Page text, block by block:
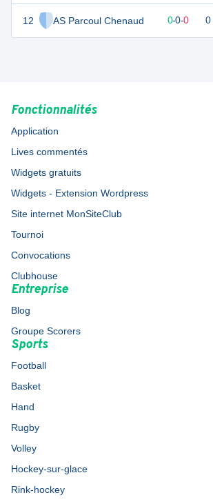
12 AS Parcoul Chenaud
-1 0-0-0 0
Fonctionnalités
Application
Lives commentés
Widgets gratuits
Widgets - Extension Wordpress
Site internet MonSiteClub
Tournoi
Convocations
Clubhouse
Entreprise
Blog
Groupe Scorers
Sports
Football
Basket
Hand
Rugby
Volley
Hockey-sur-glace
Rink-hockey